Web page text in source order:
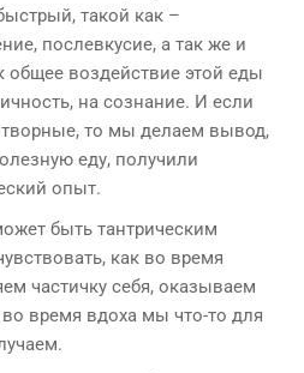
такой как –
послевкусие, а так же и
общее воздействие этой еды
на сознание. И если
то мы делаем вывод,
еду, получили
опыт.
быть тантрическим
как во время
частичку себя, оказываем
время вдоха мы что-то для